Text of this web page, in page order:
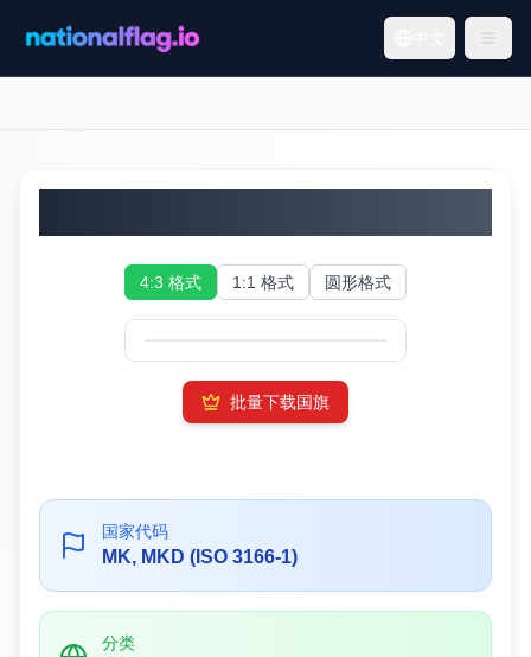
4:3 格式 1:1 格式 圆形格式
批量下载国旗
国家代码
MK, MKD (ISO 3166-1)
分类